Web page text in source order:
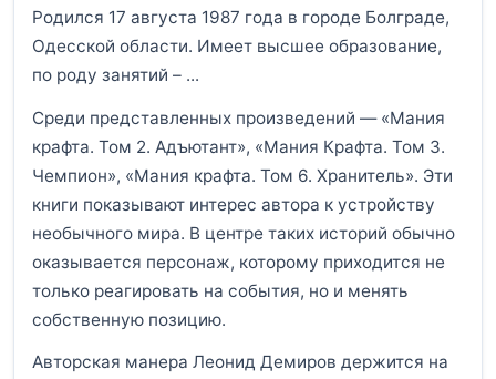
Родился 17 августа 1987 года в городе Болграде,
Одесской области. Имеет высшее образование,
по роду занятий – ...
Среди представленных произведений — «Мания
крафта. Том 2. Адъютант», «Мания Крафта. Том 3.
Чемпион», «Мания крафта. Том 6. Хранитель». Эти
книги показывают интерес автора к устройству
необычного мира. В центре таких историй обычно
оказывается персонаж, которому приходится не
только реагировать на события, но и менять
собственную позицию.
Авторская манера Леонид Демиров держится на